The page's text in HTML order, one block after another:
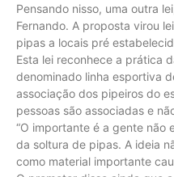
Pensando nisso, uma outra
Fernando. A proposta virou
pipas a locais pré
Esta lei reconhece a prática
denominado linha esportiva
associação dos pipeiros do
pessoas são associadas e
“O importante é a gente não
da soltura de pipas. A ideia
como material importante